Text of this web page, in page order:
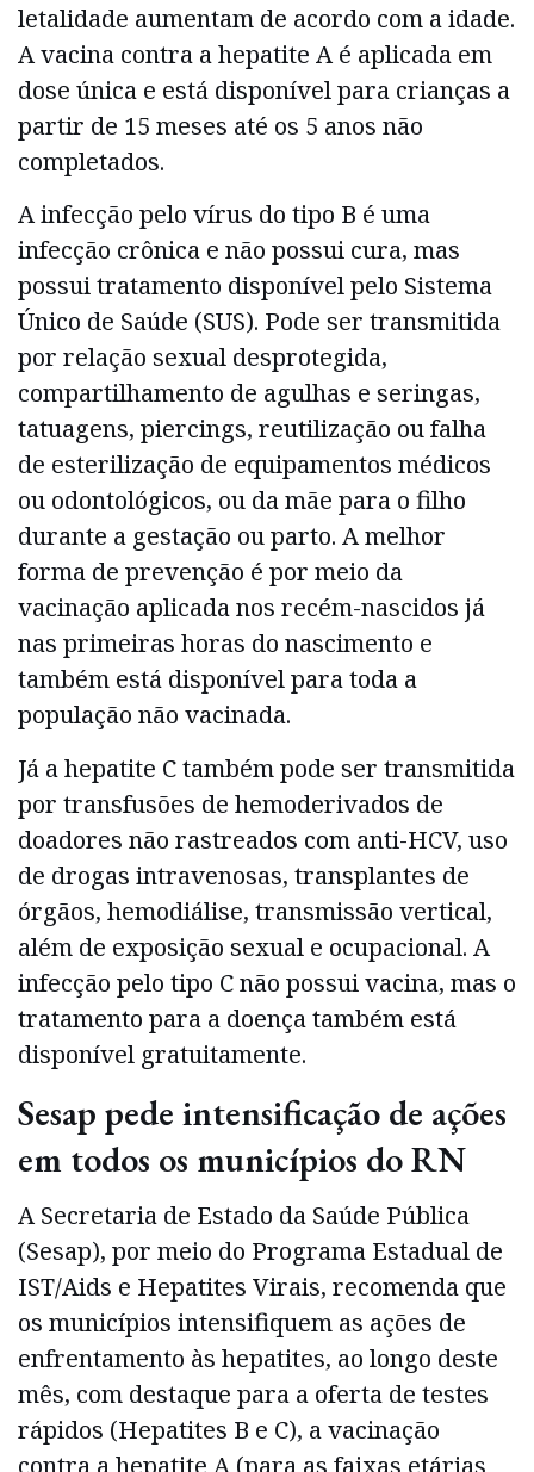
letalidade aumentam de acordo com a idade.
A vacina contra a hepatite A é aplicada em
dose única e está disponível para crianças a
partir de 15 meses até os 5 anos não
completados.
A infecção pelo vírus do tipo B é uma
infecção crônica e não possui cura, mas
possui tratamento disponível pelo Sistema
Único de Saúde (SUS). Pode ser transmitida
por relação sexual desprotegida,
compartilhamento de agulhas e seringas,
tatuagens, piercings, reutilização ou falha
de esterilização de equipamentos médicos
ou odontológicos, ou da mãe para o filho
durante a gestação ou parto. A melhor
forma de prevenção é por meio da
vacinação aplicada nos recém-nascidos já
nas primeiras horas do nascimento e
também está disponível para toda a
população não vacinada.
Já a hepatite C também pode ser transmitida
por transfusões de hemoderivados de
doadores não rastreados com anti-HCV, uso
de drogas intravenosas, transplantes de
órgãos, hemodiálise, transmissão vertical,
além de exposição sexual e ocupacional. A
infecção pelo tipo C não possui vacina, mas o
tratamento para a doença também está
disponível gratuitamente.
Sesap pede intensificação de ações
em todos os municípios do RN
A Secretaria de Estado da Saúde Pública
(Sesap), por meio do Programa Estadual de
IST/Aids e Hepatites Virais, recomenda que
os municípios intensifiquem as ações de
enfrentamento às hepatites, ao longo deste
mês, com destaque para a oferta de testes
rápidos (Hepatites B e C), a vacinação
contra a hepatite A (para as faixas etárias